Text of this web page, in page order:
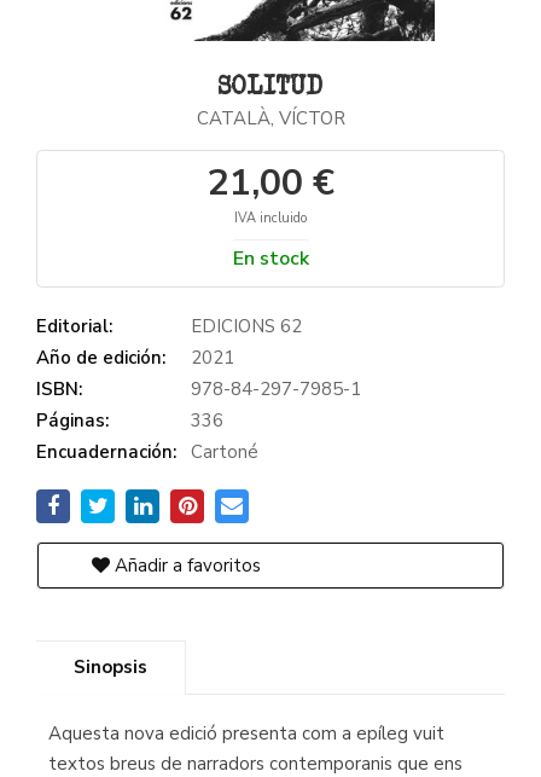
SOLITUD
CATALÀ, VÍCTOR
21,00 €
IVA incluido
En stock
Editorial:
EDICIONS 62
Año de edición:
2021
ISBN:
978-84-297-7985-1
Páginas:
336
Encuadernación: Cartoné
Añadir a favoritos
Sinopsis
Aquesta nova edició presenta com a epíleg vuit
textos breus de narradors contemporanis que ens